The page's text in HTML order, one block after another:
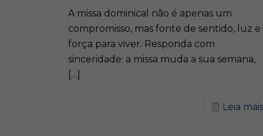
A missa dominical não é apenas um
compromisso, mas fonte de sentido, luz e
força para viver. Responda com
sinceridade: a missa muda a sua semana,
[…]
Leia